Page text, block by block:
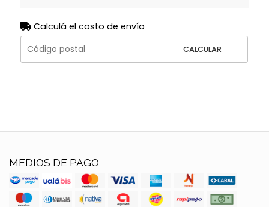
Calculá el costo de envío
CALCULAR
MEDIOS DE PAGO